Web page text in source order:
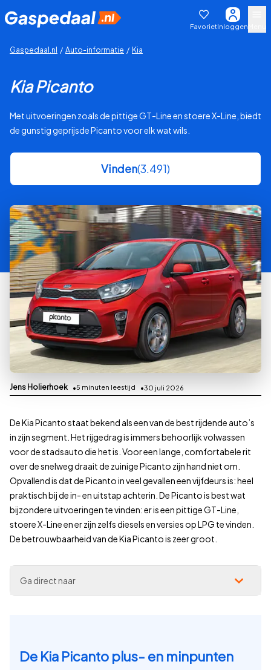
FavorietInloggen
Gaspedaal.nl / Auto-informatie / Kia
Kia Picanto
Met uitvoeringen zoals de pittige GT-Line en stoere X-Line, biedt
de gunstig geprijsde Picanto voor elk wat wils.
Vinden(3.491)
Ga direct naar
Jens Holierhoek 5 minuten leestijd 30 juli 2026
De Kia Picanto staat bekend als een van de best rijdende auto’s
in zijn segment. Het rijgedrag is immers behoorlijk volwassen
voor de stadsauto die het is. Voor een lange, comfortabele rit
over de snelweg draait de zuinige Picanto zijn hand niet om.
Opvallend is dat de Picanto in veel gevallen een vijfdeurs is: heel
praktisch bij de in- en uitstap achterin. De Picanto is best wat
bijzondere uitvoeringen te vinden: er is een pittige GT-Line,
stoere X-Line en er zijn zelfs diesels en versies op LPG te vinden.
De betrouwbaarheid van de Kia Picanto is zeer groot.
De Kia Picanto plus- en minpunten